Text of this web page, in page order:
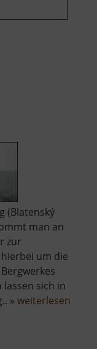
(Blatenský
man an
zur
um die
sich in
» weiterlesen